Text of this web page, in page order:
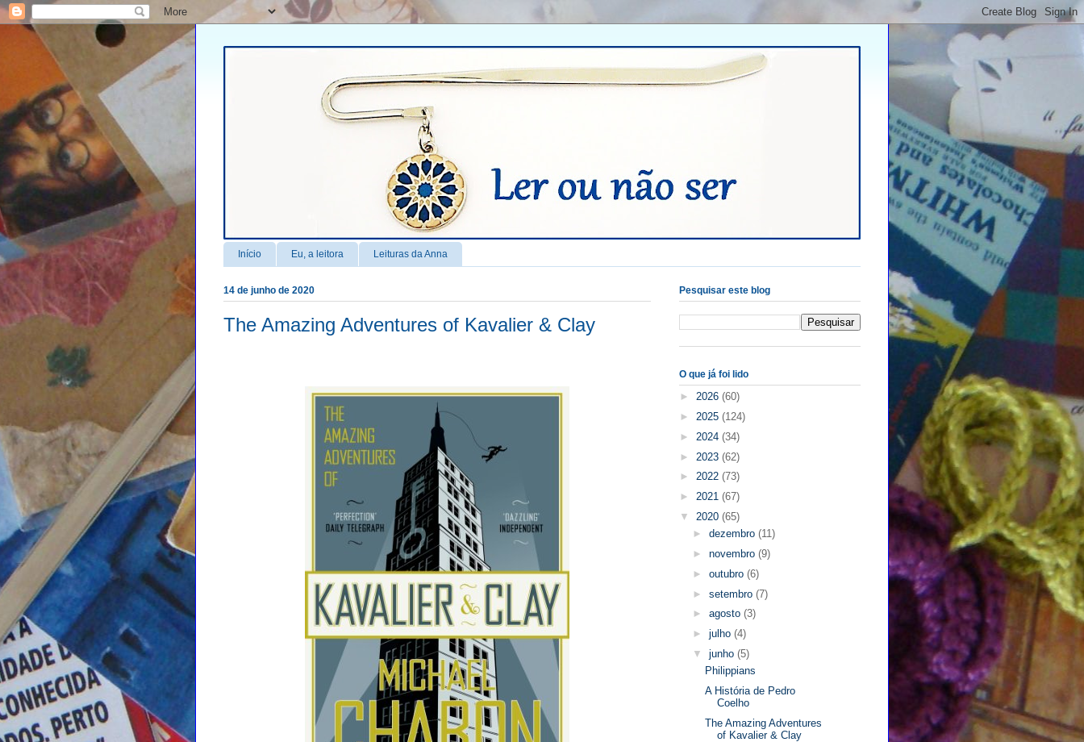
Início Eu, a leitora Leituras da Anna
14 de junho de 2020
The Amazing Adventures of Kavalier & Clay
Pesquisar este blog
O que já foi lido
► 2026 (60)
► 2025 (124)
► 2024 (34)
► 2023 (62)
► 2022 (73)
► 2021 (67)
▼ 2020 (65)
► dezembro (11)
► novembro (9)
► outubro (6)
► setembro (7)
► agosto (3)
► julho (4)
▼ junho (5)
Philippians
A História de Pedro
Coelho
The Amazing Adventures
of Kavalier & Clay